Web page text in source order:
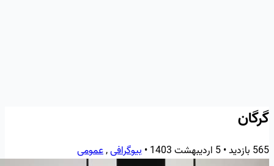
گرگان
565 بازدید •5 اردیبهشت 1403 •بیوگرافی,عمومی